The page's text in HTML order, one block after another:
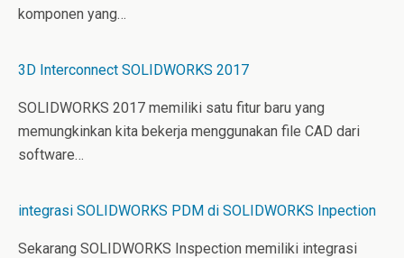
komponen yang…
3D Interconnect SOLIDWORKS 2017
SOLIDWORKS 2017 memiliki satu fitur baru yang
memungkinkan kita bekerja menggunakan file CAD dari
software…
integrasi SOLIDWORKS PDM di SOLIDWORKS Inpection
Sekarang SOLIDWORKS Inspection memiliki integrasi